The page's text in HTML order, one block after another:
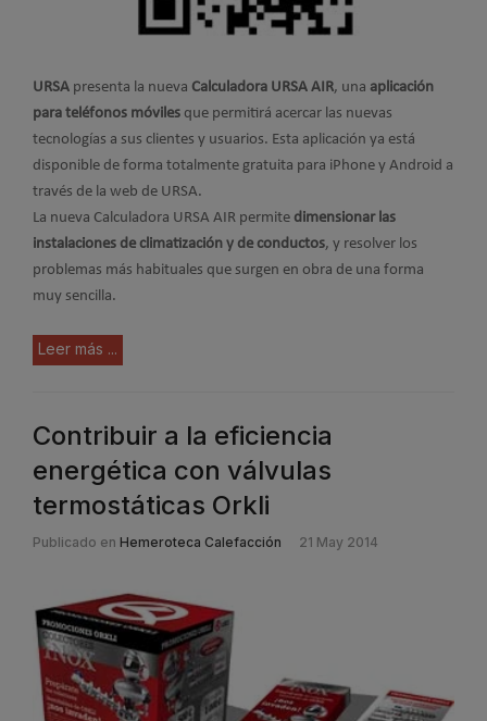
URSA presenta la nueva Calculadora URSA AIR, una aplicación
para teléfonos móviles que permitirá acercar las nuevas
tecnologías a sus clientes y usuarios. Esta aplicación ya está
disponible de forma totalmente gratuita para iPhone y Android a
través de la web de URSA.
La nueva Calculadora URSA AIR permite dimensionar las
instalaciones de climatización y de conductos, y resolver los
problemas más habituales que surgen en obra de una forma
muy sencilla.
Leer más ...
Contribuir a la eficiencia
energética con válvulas
termostáticas Orkli
Publicado en Hemeroteca Calefacción 21 May 2014